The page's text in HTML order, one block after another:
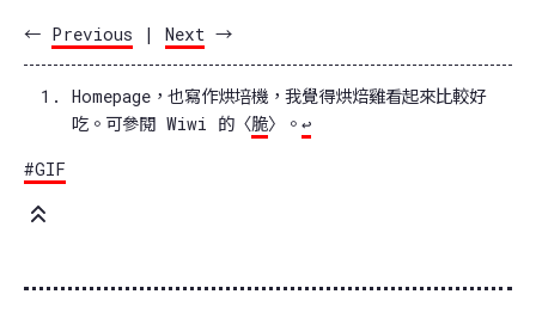
← Previous | Next →
Homepage，也寫作烘培機，我覺得烘焙雞看起來比較好
吃。可參閱 Wiwi 的〈脆〉。 ↩
#GIF